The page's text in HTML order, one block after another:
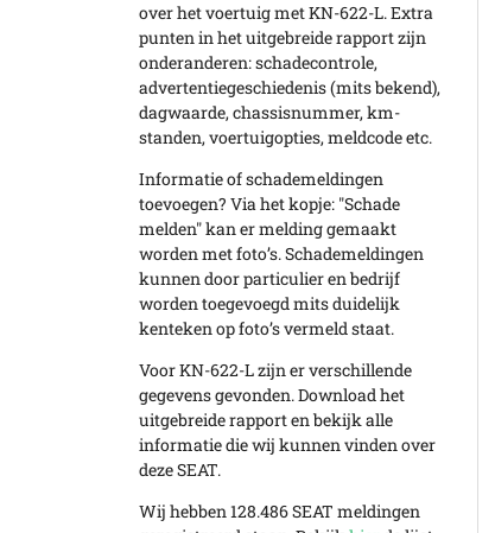
over het voertuig met KN-622-L. Extra
punten in het uitgebreide rapport zijn
onderanderen: schadecontrole,
advertentiegeschiedenis (mits bekend),
dagwaarde, chassisnummer, km-
standen, voertuigopties, meldcode etc.
Informatie of schademeldingen
toevoegen? Via het kopje: "Schade
melden" kan er melding gemaakt
worden met foto’s. Schademeldingen
kunnen door particulier en bedrijf
worden toegevoegd mits duidelijk
kenteken op foto’s vermeld staat.
Voor KN-622-L zijn er verschillende
gegevens gevonden. Download het
uitgebreide rapport en bekijk alle
informatie die wij kunnen vinden over
deze SEAT.
Wij hebben 128.486 SEAT meldingen